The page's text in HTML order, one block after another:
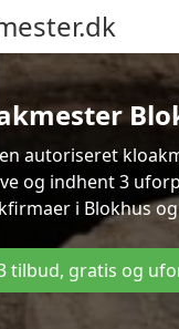
autoriseret
og indhent 3
i Blokhus
tilbud, gratis og